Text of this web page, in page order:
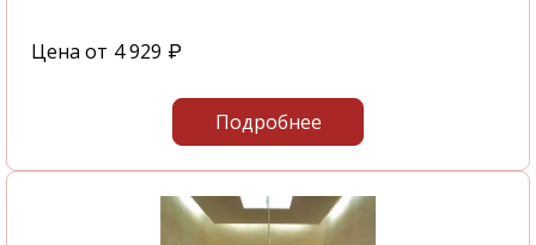
Цена от 4 929 ₽
Подробнее